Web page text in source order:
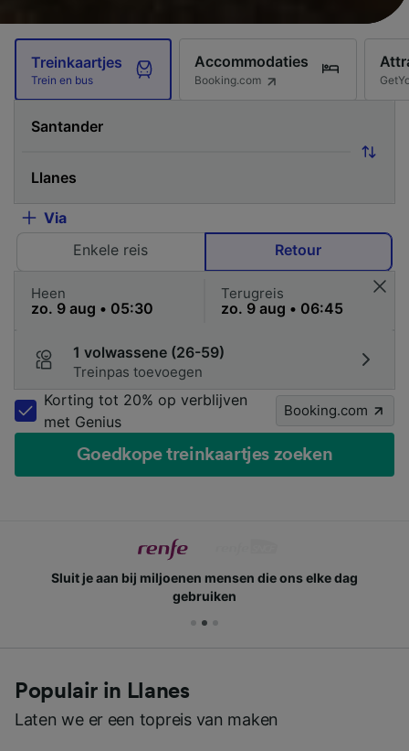
Treinkaartjes
Trein en bus
Accommodaties
Booking.com
Via
Enkele reis
Retour
Heen Terugreis
1 volwassene (26-59)
Treinpas toevoegen
Korting tot 20% op verblijven
met Genius
Booking.com
Goedkope treinkaartjes zoeken
Sluit je aan bij miljoenen mensen die ons elke dag
gebruiken
Populair in Llanes
Laten we er een topreis van maken